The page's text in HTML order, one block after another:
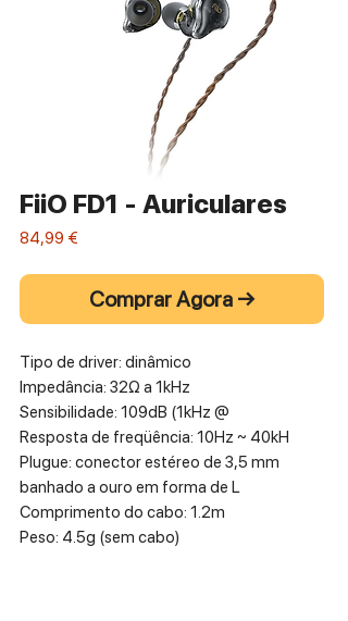
FiiO FD1 - Auriculares
84,99 €
Comprar Agora →
Tipo de driver: dinâmico
Impedância: 32Ω a 1kHz
Sensibilidade: 109dB (1kHz @
Resposta de freqüência: 10Hz ~ 40kH
Plugue: conector estéreo de 3,5 mm
banhado a ouro em forma de L
Comprimento do cabo: 1.2m
Peso: 4.5g (sem cabo)